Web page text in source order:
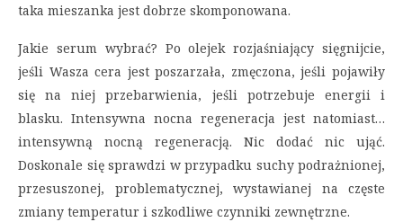
taka mieszanka jest dobrze skomponowana.
Jakie serum wybrać? Po olejek rozjaśniający sięgnijcie,
jeśli Wasza cera jest poszarzała, zmęczona, jeśli pojawiły
się na niej przebarwienia, jeśli potrzebuje energii i
blasku. Intensywna nocna regeneracja jest natomiast…
intensywną nocną regeneracją. Nic dodać nic ująć.
Doskonale się sprawdzi w przypadku suchy podrażnionej,
przesuszonej, problematycznej, wystawianej na częste
zmiany temperatur i szkodliwe czynniki zewnętrzne.